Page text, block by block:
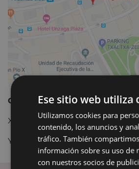
Coordenadas GPS:
X= 542903.6300
Y= 4781635.3700
Ese sitio web utiliza
Utilizamos cookies para
contenido, los anuncios y
tráfico. También
información sobre su uso de
con nuestros socios de